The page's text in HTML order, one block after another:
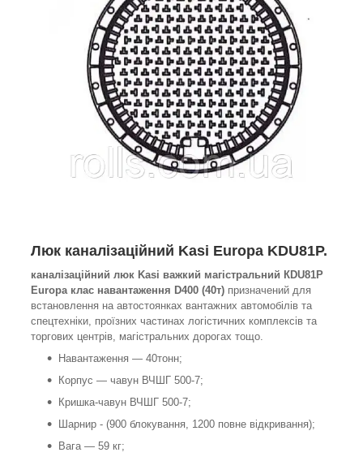
Люк каналізаційний Kasi Europa KDU81P.
каналізаційний люк Kasi важкий магістральний КDU81P
Europa клас навантаження D400 (40т) призначений для
встановлення на автостоянках вантажних автомобілів та
спецтехніки, проїзних частинах логістичних комплексів та
торгових центрів, магістральних дорогах тощо.
Навантаження — 40тонн;
Корпус — чавун ВЧШГ 500-7;
Кришка-чавун ВЧШГ 500-7;
Шарнир - (900 блокування, 1200 повне відкривання);
Вага — 59 кг;